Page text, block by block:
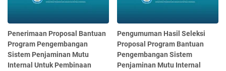
Penerimaan Proposal Bantuan
Program Pengembangan
Sistem Penjaminan Mutu
Internal Untuk Pembinaan
Pengumuman Hasil Seleksi
Proposal Program Bantuan
Pengembangan Sistem
Penjaminan Mutu Internal